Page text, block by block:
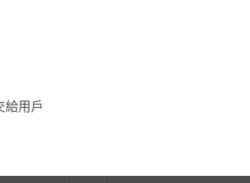
給用戶